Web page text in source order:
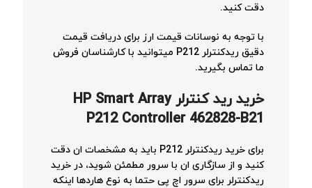
دقت کنید.
با توجه به نوسانات قیمت ارز برای دریافت قیمت
دقیق ریدکنترلر P212 میتوانید با کارشناسان فروش
ما تماس بگیرید.
خرید رید کنترلرHP Smart Array
P212 Controller 462828-B21
برای خرید ریدکنترلر P212 باید به مشخصات ان دقت
کنید و از سازگاری ان با سرور مطمئن شوید، در خرید
ریدکنترلر برای سرور اچ پی حتما به نوع هاردها اینکه